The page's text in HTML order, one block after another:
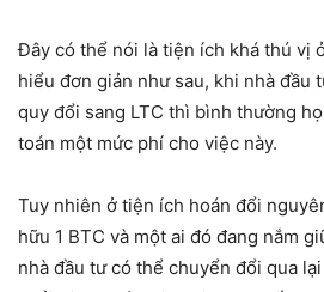
Đây có thể nói là tiện ích khá thú vị
hiểu đơn giản như sau, khi nhà đầu
quy đổi sang LTC thì bình thường
toán một mức phí cho việc này.
Tuy nhiên ở tiện ích hoán đổi
hữu 1 BTC và một ai đó đang nắm
nhà đầu tư có thể chuyển đổi qua